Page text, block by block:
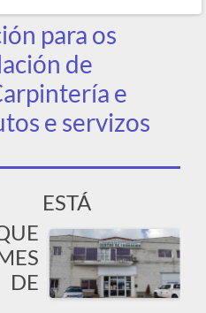
para os
de
e
e servizos
ESTÁ